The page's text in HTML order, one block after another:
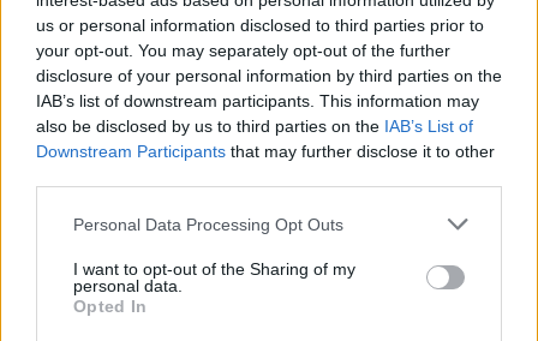
us or personal information disclosed to third parties prior to
your opt-out. You may separately opt-out of the further
disclosure of your personal information by third parties on the
IAB’s list of downstream participants. This information may
also be disclosed by us to third parties on the IAB’s List of
Downstream Participants that may further disclose it to other
Personal Data Processing Opt Outs
I want to opt-out of the Sharing of my
personal data.
Opted In
επανεξέταση της κατανομής των νέων Π.Ε.Θ.
στον Νομό Λακωνίας, ώστε αυτή να
ανταποκρίνεται στις πραγματικές
επιχειρησιακές ανάγκες και στα υφιστάμενα
των Π.Ε.Θ. που πρόκειται να τοποθετηθούν στις
Υπηρεσίες του Νομού και παρακαλούν για την
άμεση ανταπόκριση του Υπουργού.